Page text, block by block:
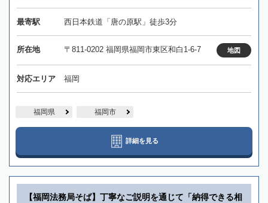
最寄駅 西日本鉄道「唐の原駅」徒歩3分
所在地 〒811-0202 福岡県福岡市東区和白1-6-7 地図
対応エリア 福岡
福岡県 福岡市
詳細を見る
【福岡法務局そば】丁寧なご説明を通じて「納得できる相